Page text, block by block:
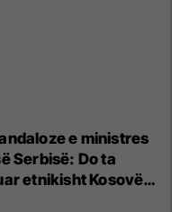
e ministres
Serbisë: Do ta
etnikisht Kosovën